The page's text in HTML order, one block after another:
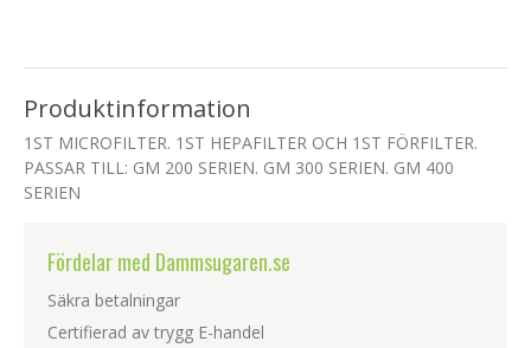
Produktinformation
1ST MICROFILTER. 1ST HEPAFILTER OCH 1ST FÖRFILTER.
PASSAR TILL: GM 200 SERIEN. GM 300 SERIEN. GM 400
SERIEN
Fördelar med Dammsugaren.se
Säkra betalningar
Certifierad av trygg E-handel